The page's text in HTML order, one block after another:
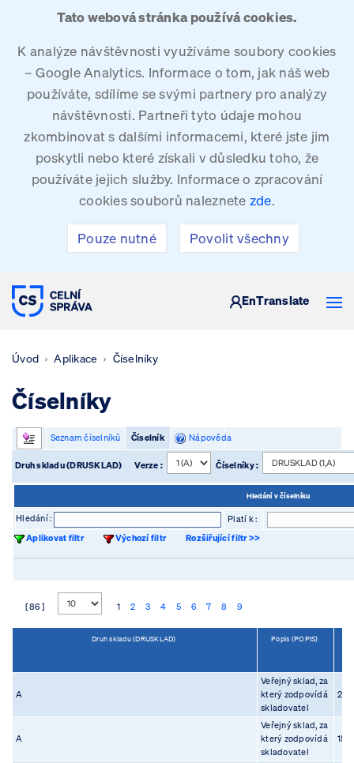
Tato webová stránka používá cookies.
K analýze návštěvnosti využíváme soubory cookies
– Google Analytics. Informace o tom, jak náš web
používáte, sdílíme se svými partnery pro analýzy
návštěvnosti. Partneři tyto údaje mohou
zkombinovat s dalšími informacemi, které jste jim
poskytli nebo které získali v důsledku toho, že
používáte jejich služby. Informace o zpracování
cookies souborů naleznete zde.
Pouze nutné Povolit všechny
CELNÍ SPRÁVA ČESKÉ REPUBLIKY
EnTranslate
Úvod Aplikace Číselníky
Číselníky
Seznam číselníků Číselník Nápověda
Druh skladu (DRUSKLAD) Verze : Číselníky :
Hledání v číselníku
Hledání :
Platí k :
Aplikovat filtr
Výchozí filtr Rozšiřující filtr >>
[ 86 ] 1 2 3 4 5 6 7 8 9
Druh skladu (DRUSKLAD) Popis (POPIS)
A
Veřejný sklad, za
který zodpovídá
skladovatel
A
Veřejný sklad, za
který zodpovídá
skladovatel